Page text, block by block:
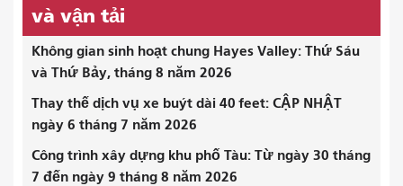
và vận tải
Không gian sinh hoạt chung Hayes Valley: Thứ Sáu
và Thứ Bảy, tháng 8 năm 2026
Thay thế dịch vụ xe buýt dài 40 feet: CẬP NHẬT
ngày 6 tháng 7 năm 2026
Công trình xây dựng khu phố Tàu: Từ ngày 30 tháng
7 đến ngày 9 tháng 8 năm 2026